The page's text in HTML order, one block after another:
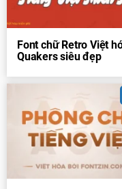
Font chữ Retro Việt
Quakers siêu đẹp